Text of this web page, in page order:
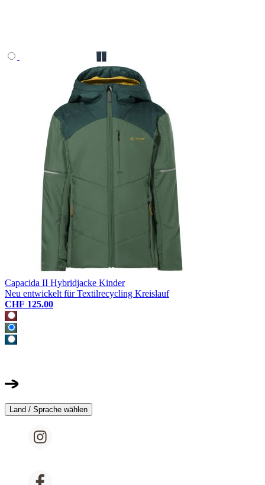
Capacida II Hybridjacke Kinder
Neu entwickelt für Textilrecycling Kreislauf
CHF 125.00
Land / Sprache wählen